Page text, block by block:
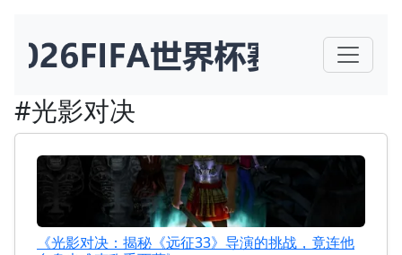
#光影对决
《光影对决：揭秘《远征33》导演的挑战，竟连他